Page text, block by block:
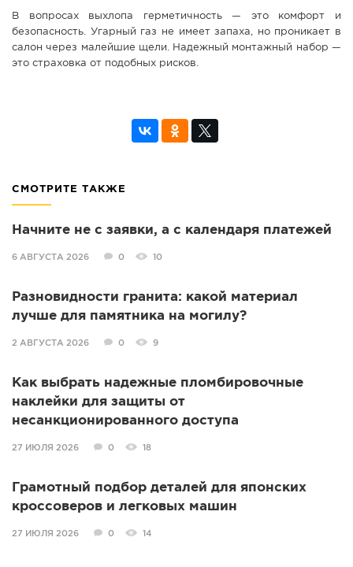
В вопросах выхлопа герметичность — это комфорт и
безопасность. Угарный газ не имеет запаха, но проникает в
салон через малейшие щели. Надежный монтажный набор —
это страховка от подобных рисков.
СМОТРИТЕ ТАКЖЕ
Начните не с заявки, а с календаря платежей
6 АВГУСТА 2026 0 10
Разновидности гранита: какой материал
лучше для памятника на могилу?
2 АВГУСТА 2026 0 9
Как выбрать надежные пломбировочные
наклейки для защиты от
несанкционированного доступа
27 ИЮЛЯ 2026 0 18
Грамотный подбор деталей для японских
кроссоверов и легковых машин
27 ИЮЛЯ 2026 0 14